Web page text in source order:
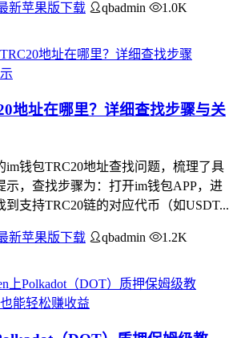
新苹果版下载 qbadmin
1.0K
地址在哪里？详细查找步骤与关
im钱包TRC20地址查找问题，梳理了具
示，查找步骤为：打开im钱包APP，进
到支持TRC20链的对应代币（如USDT...
新苹果版下载 qbadmin
1.2K